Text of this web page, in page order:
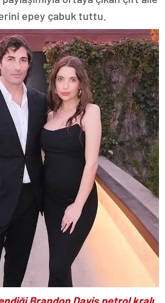
epey çabuk tuttu.